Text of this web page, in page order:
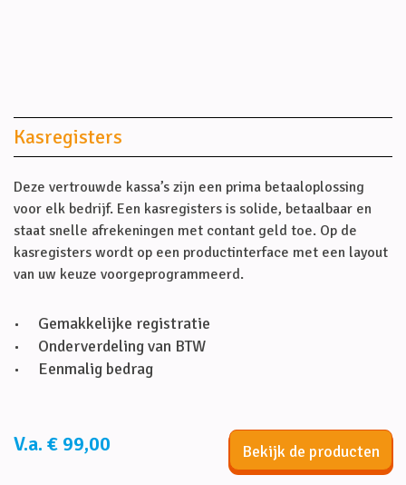
Kasregisters
Deze vertrouwde kassa’s zijn een prima betaaloplossing
voor elk bedrijf. Een kasregisters is solide, betaalbaar en
staat snelle afrekeningen met contant geld toe. Op de
kasregisters wordt op een productinterface met een layout
van uw keuze voorgeprogrammeerd.
Gemakkelijke registratie
Onderverdeling van BTW
Eenmalig bedrag
V.a. € 99,00 Bekijk de producten